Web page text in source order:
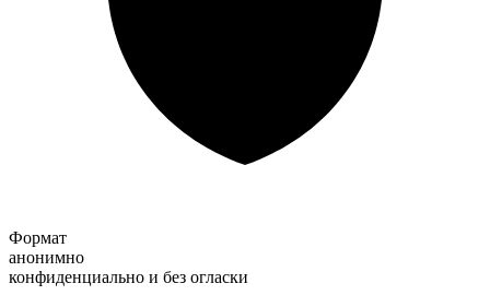
Формат
анонимно
конфиденциально и без огласки